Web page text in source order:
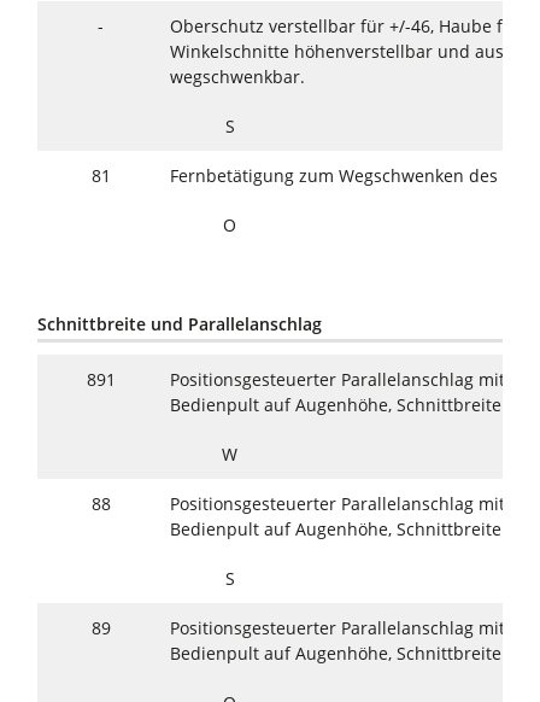
-
Oberschutz verstellbar für +/-46, Haube für
Winkelschnitte höhenverstellbar und aus
wegschwenkbar.
S
81 Fernbetätigung zum Wegschwenken des
O
Schnittbreite und Parallelanschlag
891
Positionsgesteuerter Parallelanschlag mit
Bedienpult auf Augenhöhe, Schnittbreite
W
88
Positionsgesteuerter Parallelanschlag mit
Bedienpult auf Augenhöhe, Schnittbreite
S
89
Positionsgesteuerter Parallelanschlag mit
Bedienpult auf Augenhöhe, Schnittbreite